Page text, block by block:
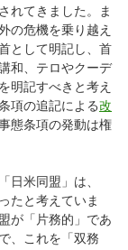
れてきました。ま
の危機を乗り越え
として明記し、首
和、テロやクーデ
明記すべきと考え
項の追記による改
態条項の発動は権
日米同盟」は、
たと考えていま
が「片務的」であ
、これを「双務